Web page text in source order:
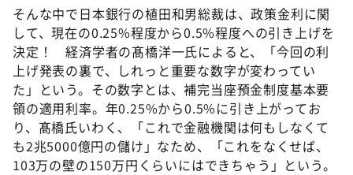
そんな中で日本銀行の植田和男総裁は、政策金利に関
して、現在の0.25%程度から0.5%程度への引き上げを
決定！ 経済学者の髙橋洋一氏によると、「今回の利
上げ発表の裏で、しれっと重要な数字が変わってい
た」という。その数字とは、補完当座預金制度基本要
領の適用利率。年0.25%から0.5%に引き上がってお
り、髙橋氏いわく、「これで金融機関は何もしなくて
も2兆5000億円の儲け」なため、「これをなくせば、
103万の壁の150万円くらいにはできちゃう」という。